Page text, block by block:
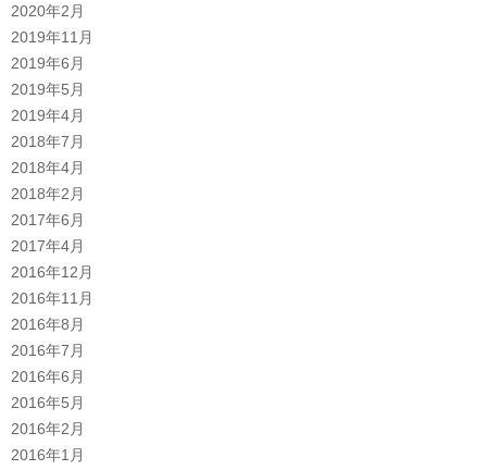
2020年2月
2019年11月
2019年6月
2019年5月
2019年4月
2018年7月
2018年4月
2018年2月
2017年6月
2017年4月
2016年12月
2016年11月
2016年8月
2016年7月
2016年6月
2016年5月
2016年2月
2016年1月